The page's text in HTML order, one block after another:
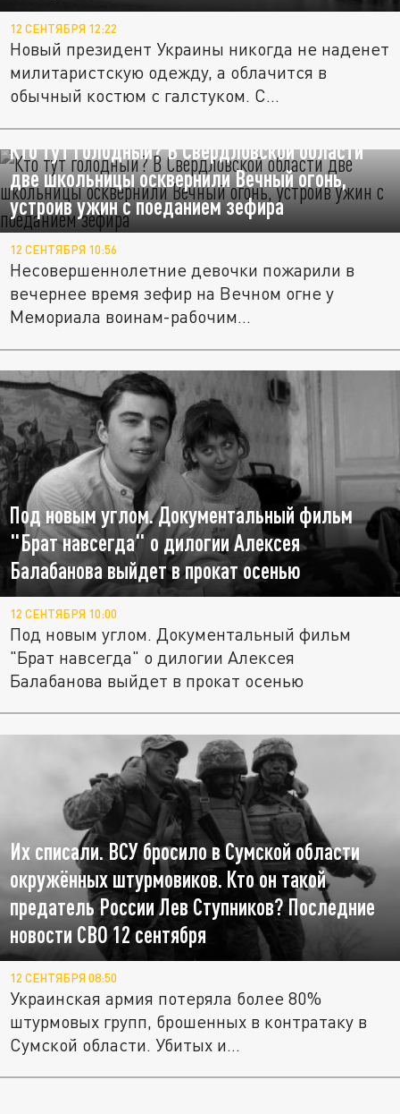
12 СЕНТЯБРЯ 12:22
Новый президент Украины никогда не наденет
милитаристскую одежду, а облачится в
обычный костюм с галстуком. С...
Кто тут голодный? В Свердловской области
две школьницы осквернили Вечный огонь,
устроив ужин с поеданием зефира
12 СЕНТЯБРЯ 10:56
Несовершеннолетние девочки пожарили в
вечернее время зефир на Вечном огне у
Мемориала воинам-рабочим...
Под новым углом. Документальный фильм
"Брат навсегда" о дилогии Алексея
Балабанова выйдет в прокат осенью
12 СЕНТЯБРЯ 10:00
Под новым углом. Документальный фильм
"Брат навсегда" о дилогии Алексея
Балабанова выйдет в прокат осенью
Их списали. ВСУ бросило в Сумской области
окружённых штурмовиков. Кто он такой
предатель России Лев Ступников? Последние
новости СВО 12 сентября
12 СЕНТЯБРЯ 08:50
Украинская армия потеряла более 80%
штурмовых групп, брошенных в контратаку в
Сумской области. Убитых и...